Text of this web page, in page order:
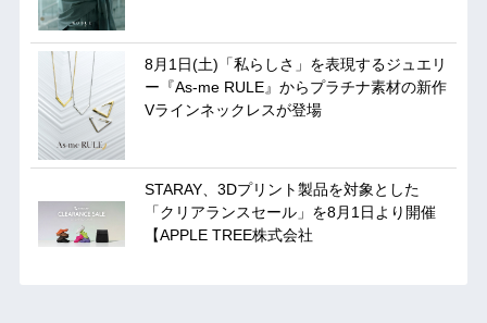
8月1日(土)「私らしさ」を表現するジュエリ
ー『As-me RULE』からプラチナ素材の新作
Vラインネックレスが登場
STARAY、3Dプリント製品を対象とした
「クリアランスセール」を8月1日より開催
【APPLE TREE株式会社